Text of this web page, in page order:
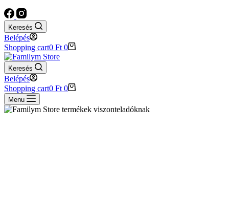
Keresés
Belépés
Shopping cart0 Ft 0
Keresés
Belépés
Shopping cart0 Ft 0
Menu